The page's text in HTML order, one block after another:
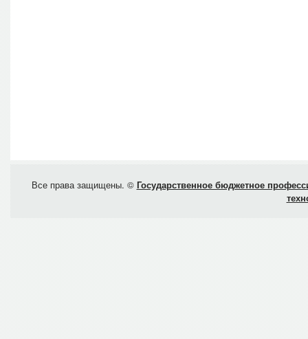
Все права защищены. © Государственное бюджетное